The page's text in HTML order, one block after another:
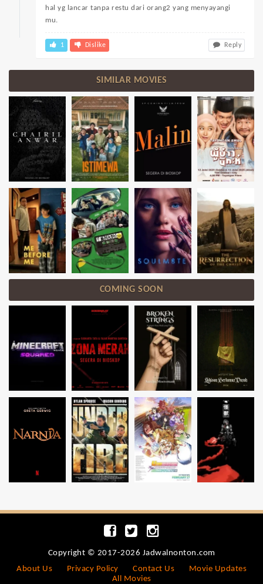
hal yg lancar tanpa restu dari orang2 yang menyayangi
mu.
1 Dislike Reply
SIMILAR MOVIES
COMING SOON
Copyright © 2017-2026 Jadwalnonton.com
About Us
Privacy Policy Contact Us
Movie Updates
All Movies